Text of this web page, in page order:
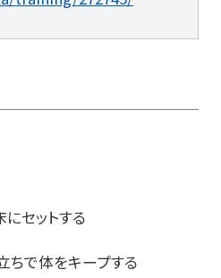
セットする
ちで体をキープする